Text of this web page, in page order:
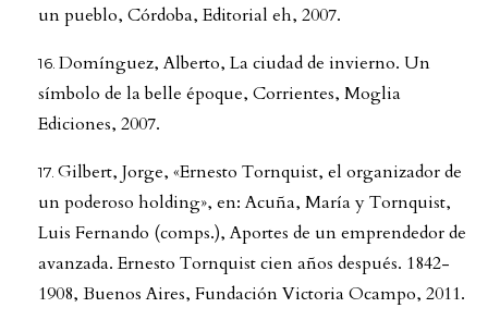
un pueblo, Córdoba, Editorial eh, 2007.
Domínguez, Alberto, La ciudad de invierno. Un
símbolo de la belle époque, Corrientes, Moglia
Ediciones, 2007.
Gilbert, Jorge, «Ernesto Tornquist, el organizador de
un poderoso holding», en: Acuña, María y Tornquist,
Luis Fernando (comps.), Aportes de un emprendedor de
avanzada. Ernesto Tornquist cien años después. 1842-
1908, Buenos Aires, Fundación Victoria Ocampo, 2011.